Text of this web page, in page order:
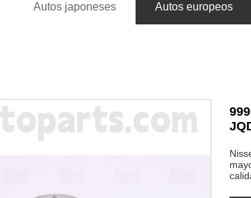
Autos japoneses Autos europeos